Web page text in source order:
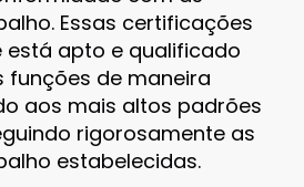
Essas certificações
está apto e qualificado
funções de maneira
aos mais altos padrões
rigorosamente as
estabelecidas.